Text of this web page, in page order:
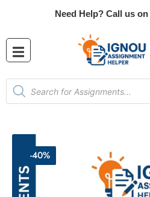
Need Help? Call us on
-40%